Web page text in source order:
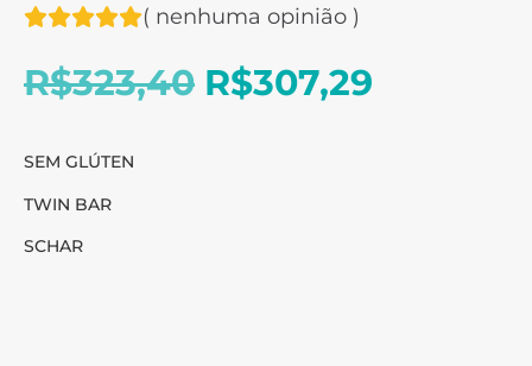
( nenhuma opinião )
R$323,40 R$307,29
SEM GLÚTEN
TWIN BAR
SCHAR